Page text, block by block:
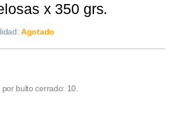
x 350 grs.
Agotado
bulto cerrado: 10.